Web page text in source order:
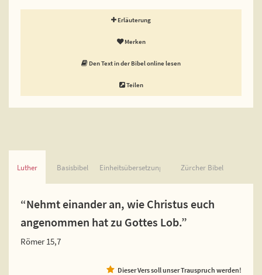
Erläuterung
Merken
Den Text in der Bibel online lesen
Teilen
Luther Basisbibel Einheitsübersetzung Zürcher Bibel
“Nehmt einander an, wie Christus euch
angenommen hat zu Gottes Lob.”
Römer 15,7
Dieser Vers soll unser Trauspruch werden!